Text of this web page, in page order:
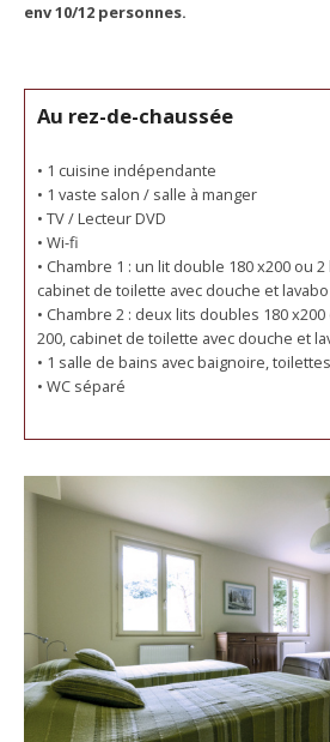
env 10/12 personnes.
Au rez-de-chaussée
• 1 cuisine indépendante
• 1 vaste salon / salle à manger
• TV / Lecteur DVD
• Wi-fi
• Chambre 1 : un lit double 180 x200 ou
cabinet de toilette avec douche et lavabo
• Chambre 2 : deux lits doubles 180
200, cabinet de toilette avec douche et
• 1 salle de bains avec baignoire,
• WC séparé